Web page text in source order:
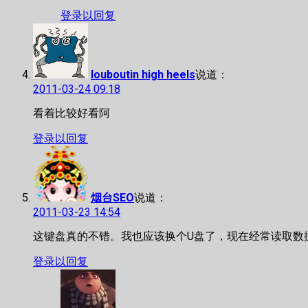
登录以回复
louboutin high heels说道：
2011-03-24 09:18
看着比较好看阿
登录以回复
烟台SEO说道：
2011-03-23 14:54
这键盘真的不错。我也应该换个U盘了，现在经常读取数
登录以回复